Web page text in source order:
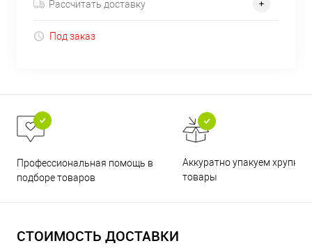
Рассчитать доставку
Под заказ
Профессиональная помощь в
подборе товаров
Аккуратно упакуем хрупкие
товары
СТОИМОСТЬ ДОСТАВКИ